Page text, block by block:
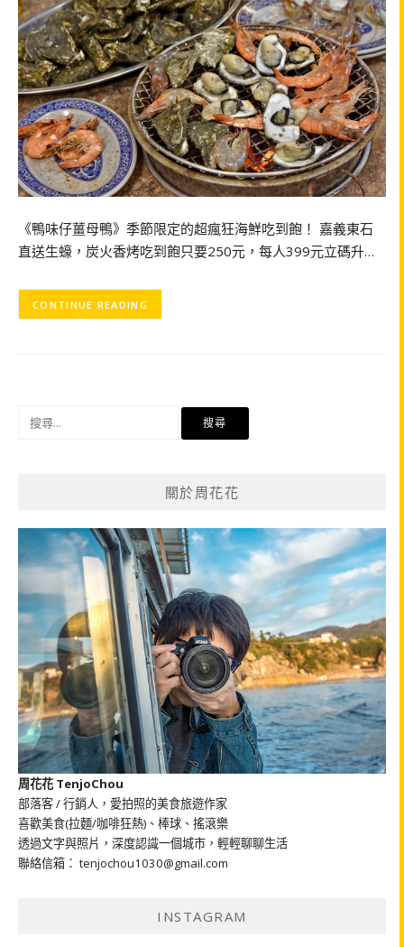
《鴨味仔薑母鴨》季節限定的超瘋狂海鮮吃到飽！ 嘉義東石
直送生蠔，炭火香烤吃到飽只要250元，每人399元立碼升…
CONTINUE READING
關於周花花
周花花 TenjoChou
部落客 / 行銷人，愛拍照的美食旅遊作家
喜歡美食(拉麵/咖啡狂熱)、棒球、搖滾樂
透過文字與照片，深度認識一個城市，輕輕聊聊生活
聯絡信箱： tenjochou1030@gmail.com
INSTAGRAM